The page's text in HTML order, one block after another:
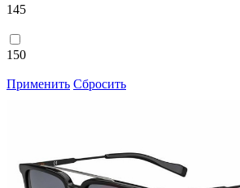
145
150
Применить Сбросить